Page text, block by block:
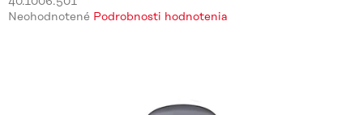
Priemerné
Neohodnotené Podrobnosti hodnotenia